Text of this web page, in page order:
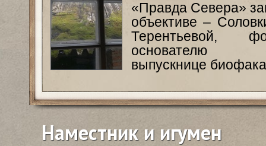
«Правда Севера»
объективе –
Терентьевой,
основателю
выпускнице
Наместник и игумен